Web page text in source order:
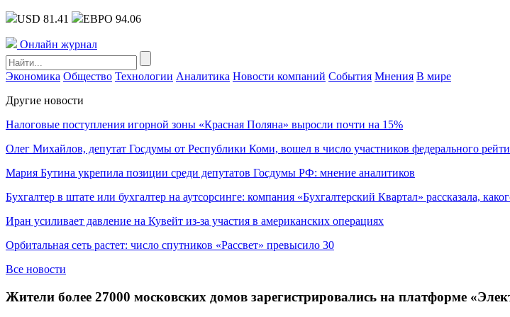
USD 81.41 ЕВРО 94.06
Онлайн журнал
Экономика Общество Технологии Аналитика Новости компаний События Мнения В мире
Другие новости
Налоговые поступления игорной зоны «Красная Поляна» выросли почти на 15%
Олег Михайлов, депутат Госдумы от Республики Коми, вошел в число участников федерального
Мария Бутина укрепила позиции среди депутатов Госдумы РФ: мнение аналитиков
Бухгалтер в штате или бухгалтер на аутсорсинге: компания «Бухгалтерский Квартал» рассказала,
Иран усиливает давление на Кувейт из-за участия в американских операциях
Орбитальная сеть растет: число спутников «Рассвет» превысило 30
Все новости
Жители более 27000 московских домов зарегистрировались на платформе